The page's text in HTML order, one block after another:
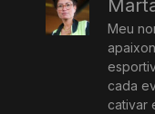
Meu
cada
cativar